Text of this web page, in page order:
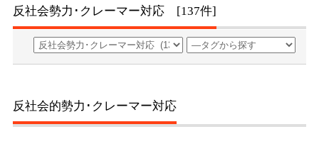
反社会勢力･クレーマー対応 [137件]
反社会的勢力･クレーマー対応